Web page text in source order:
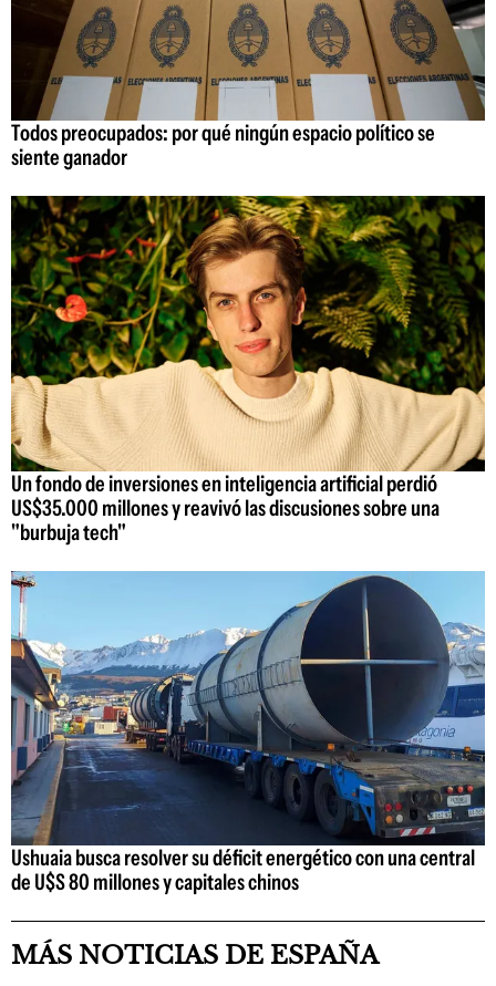
Todos preocupados: por qué ningún espacio político se
siente ganador
Un fondo de inversiones en inteligencia artificial perdió
US$35.000 millones y reavivó las discusiones sobre una
"burbuja tech"
Ushuaia busca resolver su déficit energético con una central
de U$S 80 millones y capitales chinos
MÁS NOTICIAS DE ESPAÑA